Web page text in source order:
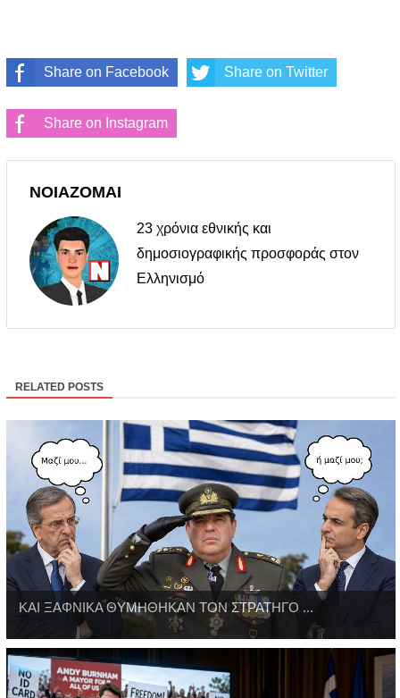
Share on Facebook Share on Twitter
Share on Instagram
ΝΟΙΑΖΟΜΑΙ
23 χρόνια εθνικής και
δημοσιογραφικής προσφοράς στον
Ελληνισμό
RELATED POSTS
ΚΑΙ ΞΑΦΝΙΚΑ ΘΥΜΗΘΗΚΑΝ ΤΟΝ ΣΤΡΑΤΗΓΟ ...